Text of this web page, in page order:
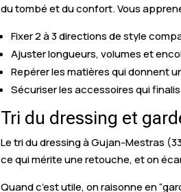
du tombé et du confort. Vous
Fixer 2 à 3 directions de style
Ajuster longueurs, volumes et
Repérer les matières qui donnent
Sécuriser les accessoires qui
Tri du dressing et
Le tri du dressing à Gujan-Mestras
ce qui mérite une retouche, et on
Quand c’est utile, on raisonne en